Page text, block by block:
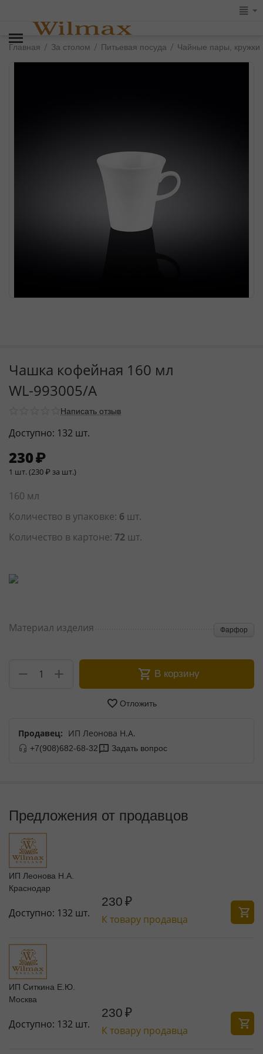
Главная / За столом / Питьевая посуда / Чайные пары,
Чашка кофейная 160 мл
WL‑993005/A
Написать отзыв
Доступно: 132 шт.
230₽
1 шт. (230₽за шт.)
160 мл
Количество в упаковке: 6 шт.
Количество в картоне: 72 шт.
Материал изделия Фарфор
+
− В корзину
Отложить
Продавец: ИП Леонова Н.А.
+7(908)682-68-32 Задать вопрос
Предложения от продавцов
ИП Леонова Н.А.
Краснодар
Доступно: 132 шт.
230 ₽
К товару продавца
ИП Ситкина Е.Ю.
Москва
Доступно: 132 шт.
230 ₽
К товару продавца